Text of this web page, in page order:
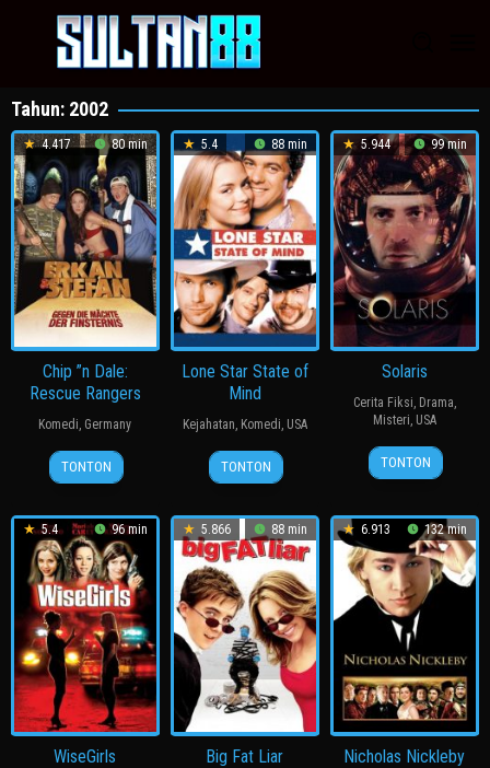
Tahun: 2002
4.417 80 min
Chip ”n Dale:
Rescue Rangers
Komedi, Germany
20
Jun
Axel
Sand
TONTON
5.4 88 min
Lone Star State of
Mind
Kejahatan, Komedi, USA
23
Apr
David
Semel
TONTON
5.944 99 min
Solaris
Cerita Fiksi, Drama,
Misteri, USA
27
Nov
Steven
Soderbergh
TONTON
5.4 96 min
WiseGirls
5.866 88 min
Big Fat Liar
6.913 132 min
Nicholas Nickleby